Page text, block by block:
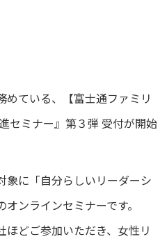
ている、【富士通ファミリ
セミナー』第３弾 受付が開始
象に「自分らしいリーダーシ
ンラインセミナーです。
どご参加いただき、女性リ